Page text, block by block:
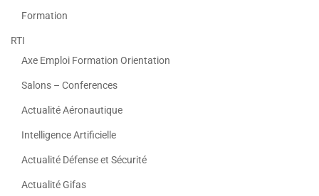
Formation
RTI
Axe Emploi Formation Orientation
Salons – Conferences
Actualité Aéronautique
Intelligence Artificielle
Actualité Défense et Sécurité
Actualité Gifas